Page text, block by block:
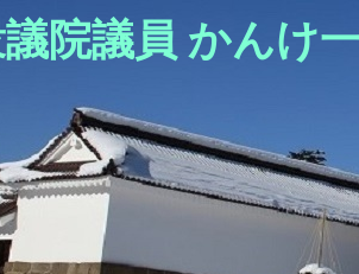
院議員 かんけ